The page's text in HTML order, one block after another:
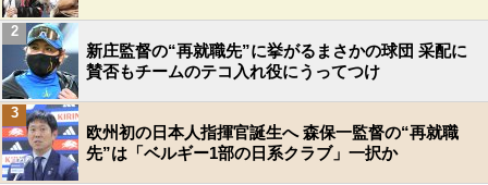
新庄監督の“再就職先”に挙がるまさかの球団 采配に
賛否もチームのテコ入れ役にうってつけ
2
欧州初の日本人指揮官誕生へ 森保一監督の“再就職
先”は「ベルギー1部の日系クラブ」一択か
3